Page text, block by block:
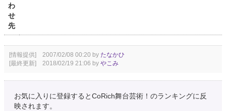
わ
せ
先
[情報提供] 2007/02/08 00:20 by たなかひ
[最終更新] 2018/02/19 21:06 by やこみ
お気に入りに登録するとCoRich舞台芸術！のランキングに反
映されます。